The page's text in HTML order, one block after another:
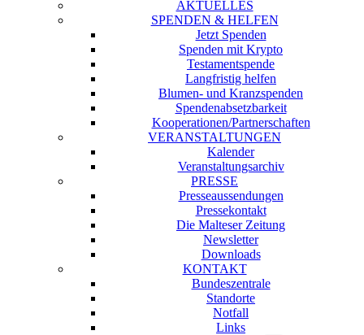
AKTUELLES
SPENDEN & HELFEN
Jetzt Spenden
Spenden mit Krypto
Testamentspende
Langfristig helfen
Blumen- und Kranzspenden
Spendenabsetzbarkeit
Kooperationen/Partnerschaften
VERANSTALTUNGEN
Kalender
Veranstaltungsarchiv
PRESSE
Presseaussendungen
Pressekontakt
Die Malteser Zeitung
Newsletter
Downloads
KONTAKT
Bundeszentrale
Standorte
Notfall
Links